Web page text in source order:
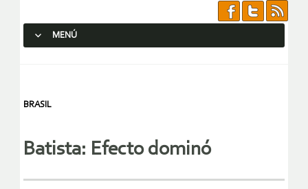
MENÚ
BRASIL
Batista: Efecto dominó